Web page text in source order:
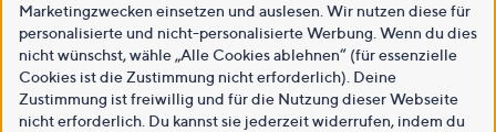
Marketingzwecken einsetzen und auslesen. Wir nutzen diese für
personalisierte und nicht-personalisierte Werbung. Wenn du dies
nicht wünschst, wähle „Alle Cookies ablehnen“ (für essenzielle
Cookies ist die Zustimmung nicht erforderlich). Deine
Zustimmung ist freiwillig und für die Nutzung dieser Webseite
nicht erforderlich. Du kannst sie jederzeit widerrufen, indem du